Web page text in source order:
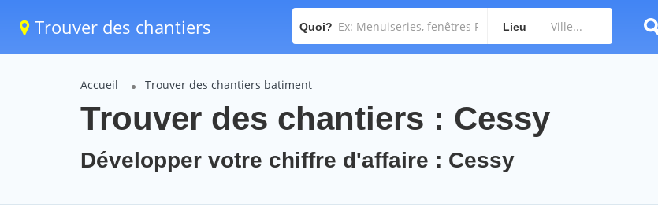
Trouver des chantiers Quoi? Lieu
Accueil Trouver des chantiers batiment
Trouver des chantiers : Cessy
Développer votre chiffre d'affaire : Cessy